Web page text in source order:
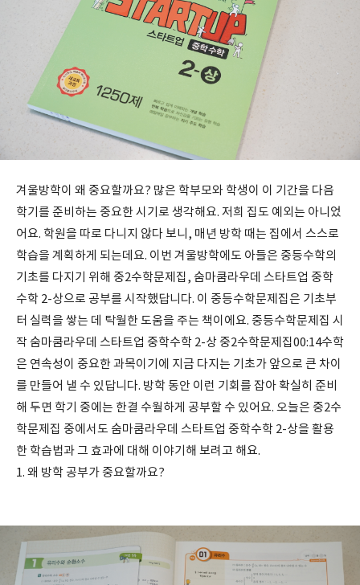
겨울방학이 왜 중요할까요? 많은 학부모와 학생이 이 기간을 다음
학기를 준비하는 중요한 시기로 생각해요. 저희 집도 예외는 아니었
어요. 학원을 따로 다니지 않다 보니, 매년 방학 때는 집에서 스스로
학습을 계획하게 되는데요. 이번 겨울방학에도 아들은 중등수학의
기초를 다지기 위해 중2수학문제집, 숨마쿰라우데 스타트업 중학
수학 2-상으로 공부를 시작했답니다. 이 중등수학문제집은 기초부
터 실력을 쌓는 데 탁월한 도움을 주는 책이에요. 중등수학문제집 시
작 숨마쿰라우데 스타트업 중학수학 2-상 중2수학문제집00:14수학
은 연속성이 중요한 과목이기에 지금 다지는 기초가 앞으로 큰 차이
를 만들어 낼 수 있답니다. 방학 동안 이런 기회를 잡아 확실히 준비
해 두면 학기 중에는 한결 수월하게 공부할 수 있어요. 오늘은 중2수
학문제집 중에서도 숨마쿰라우데 스타트업 중학수학 2-상을 활용
한 학습법과 그 효과에 대해 이야기해 보려고 해요.
1. 왜 방학 공부가 중요할까요?